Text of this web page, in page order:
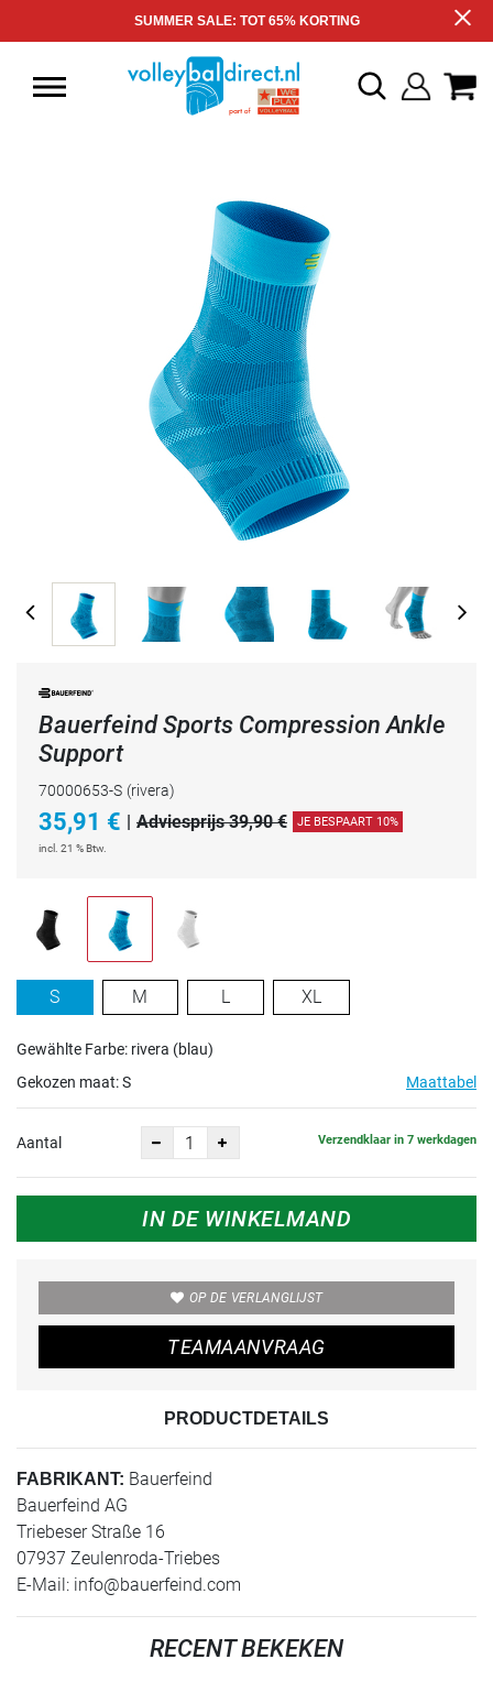
SUMMER SALE: TOT 65% KORTING
Bauerfeind Sports Compression Ankle
Support
70000653-S (rivera)
35,91 € | Adviesprijs 39,90 € JE BESPAART 10%
incl. 21 % Btw.
S M L XL
Gewählte Farbe: rivera (blau)
Gekozen maat:S Maattabel
Aantal Verzendklaar in 7 werkdagen
IN DE WINKELMAND
OP DE VERLANGLIJST
TEAMAANVRAAG
PRODUCTDETAILS
FABRIKANT: Bauerfeind
Bauerfeind AG
Triebeser Straße 16
07937 Zeulenroda-Triebes
E-Mail: info@bauerfeind.com
RECENT BEKEKEN